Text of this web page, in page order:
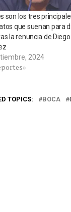
son los tres
que suenan para
la renuncia de Diego
2024
TOPICS: BOCA